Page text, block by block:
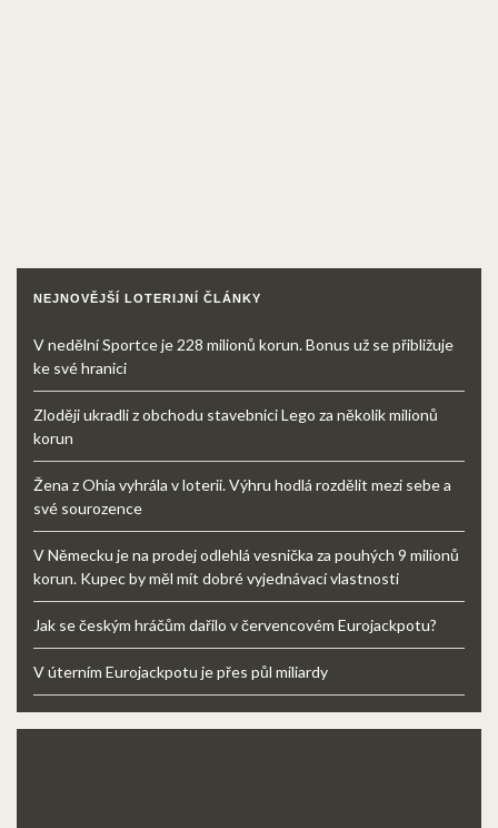
NEJNOVĚJŠÍ LOTERIJNÍ ČLÁNKY
V nedělní Sportce je 228 milionů korun. Bonus už se přibližuje
ke své hranici
Zloději ukradli z obchodu stavebnici Lego za několik milionů
korun
Žena z Ohia vyhrála v loterii. Výhru hodlá rozdělit mezi sebe a
své sourozence
V Německu je na prodej odlehlá vesnička za pouhých 9 milionů
korun. Kupec by měl mít dobré vyjednávací vlastnosti
Jak se českým hráčům dařilo v červencovém Eurojackpotu?
V úterním Eurojackpotu je přes půl miliardy